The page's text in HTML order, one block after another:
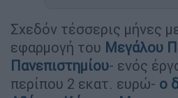
Σχεδόν τέσσερις μήνες
εφαρμογή του Μεγάλου
Πανεπιστημίου- ενός
περίπου 2 εκατ. ευρώ- ο